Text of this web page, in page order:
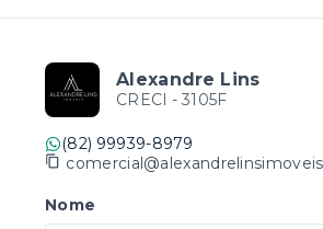
Alexandre Lins
CRECI - 3105F
(82) 99939-8979
Nome